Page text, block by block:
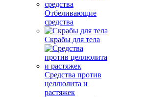
Отбеливающие
средства
Скрабы для тела
Средства против
целлюлита и
растяжек